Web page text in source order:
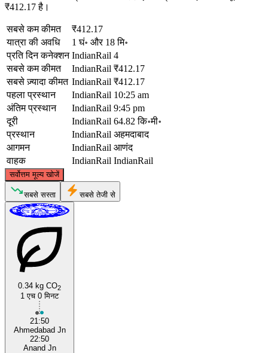
₹412.17 है।
सबसे कम कीमत
₹412.17
यात्रा की अवधि
1 घं॰ और 18 मि॰
प्रति दिन कनेक्शन IndianRail 4
सबसे कम कीमत
IndianRail ₹412.17
सबसे ज़्यादा कीमत IndianRail ₹412.17
पहला प्रस्थान
IndianRail 10:25 am
अंतिम प्रस्थान
IndianRail 9:45 pm
दूरी
IndianRail 64.82 कि॰मी॰
प्रस्थान
IndianRail अहमदाबाद
आगमन
IndianRail आणंद
वाहक
IndianRail IndianRail
सर्वोत्तम मूल्य खोजें
Ahmedabad
©CARTO
सबसे सस्ता सबसे तेजी से
0.34 kg CO2
1 एच 0 मिनट
21:50
Ahmedabad Jn
22:50
Anand Jn